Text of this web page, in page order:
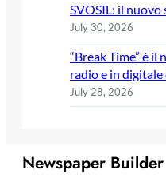
SVOSIL: il nuovo
July 30, 2026
“Break Time” è il
radio e in
July 28, 2026
Newspaper Builder